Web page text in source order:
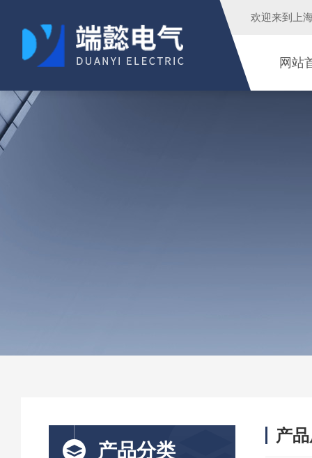
欢迎来到 上
网站
产品分类
产